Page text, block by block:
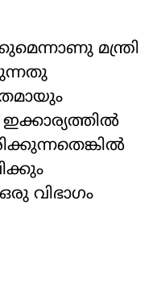
മന്ത്രി
വിഭാഗം